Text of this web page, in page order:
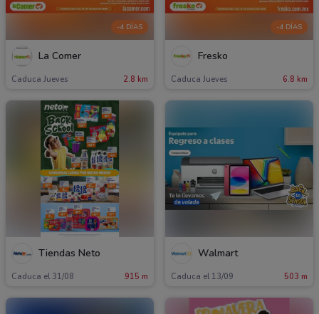
-4 DÍAS
La Comer
Caduca Jueves 2.8 km
-4 DÍAS
Fresko
Caduca Jueves 6.8 km
Tiendas Neto
Caduca el 31/08 915 m
Walmart
Caduca el 13/09 503 m